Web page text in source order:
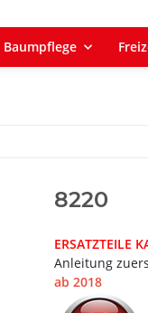
Baumpflege
8220
ERSATZTEILE
Anleitung
ab 2018